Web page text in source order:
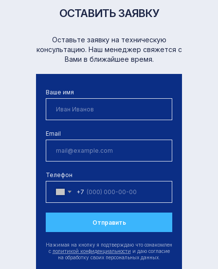
Ваше имя
Email
Телефон
+7
Отправить
Нажимая на кнопку я подтверждаю что ознакомлен
с политикой конфиденциальности и даю согласие
на обработку своих персональных данных.
Оставьте заявку на техническую
консультацию. Наш менеджер свяжется с
Вами в ближайшее время.
ОСТАВИТЬ ЗАЯВКУ